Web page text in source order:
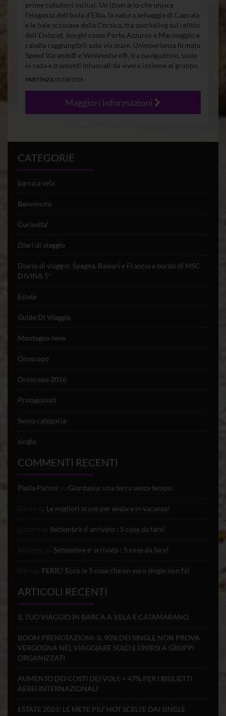
prime colazioni inclusi. Un itinerario che unisce
l’eleganza dell’Isola d’Elba, la natura selvaggia di Capraia
e le baie scoscese della Corsica, tra snorkeling sul relitto
dell’Elviscot, borghi come Porto Azzurro e Macinaggio e
calette raggiungibili solo via mare. Un’esperienza firmata
Speed Vacanze® e VelaVenture®, tra navigazione, soste
in rada e tramonti infuocati da vivere insieme al gruppo.
PARTENZA 01/08/2026
Maggiori informazioni
CATEGORIE
barca a vela
Benvenuto
Curiosita'
Diari di viaggio
Diario di viaggio: Spagna, Baleari e Francia a bordo di MSC
DIVINA 5*
Estate
Guide Di Viaggio
Montagna neve
Oroscopo
Oroscopo 2016
Protagonisti
Senza categoria
single
COMMENTI RECENTI
Paola Paccoi Giordania: una terra senza tempo
Le migliori scuse per andare in vacanza!
Settembre e’ arrivato : 5 cose da fare!
Settembre e’ arrivato : 5 cose da fare!
FERIE? Ecco le 5 cose che un vero single non fa!
ARTICOLI RECENTI
IL TUO VIAGGIO IN BARCA A VELA E CATAMARANO
BOOM PRENOTAZIONI: IL 90% DEI SINGLE NON PROVA
VERGOGNA NEL VIAGGIARE SOLO E UNIRSI A GRUPPI
ORGANIZZATI
AUMENTO DEI COSTI DEI VOLI: + 47% PER I BIGLIETTI
AEREI INTERNAZIONALI
ESTATE 2023: LE METE PIU’ HOT SCELTE DAI SINGLE